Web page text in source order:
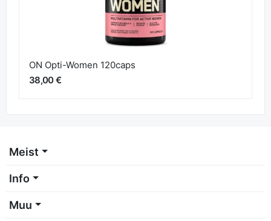
ON Opti-Women 120caps
38,00 €
Meist
Info
Muu